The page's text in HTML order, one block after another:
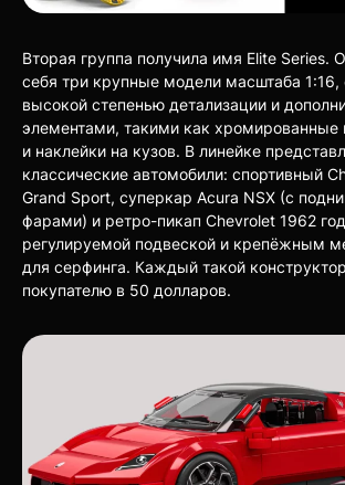
Вторая группа получила имя Elite Series.
себя три крупные модели масштаба 1:16,
высокой степенью детализации и
элементами, такими как хромированные
и наклейки на кузов. В линейке
классические автомобили: спортивный
Grand Sport, суперкар Acura NSX (с
фарами) и ретро-пикап Chevrolet 1962
регулируемой подвеской и крепёжным
для серфинга. Каждый такой
покупателю в 50 долларов.